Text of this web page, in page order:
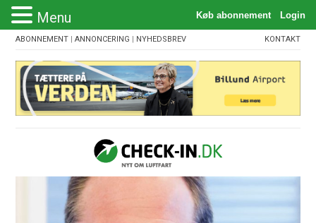
ABONNEMENT |ANNONCERING | NYHEDSBREV KONTAKT
Menu